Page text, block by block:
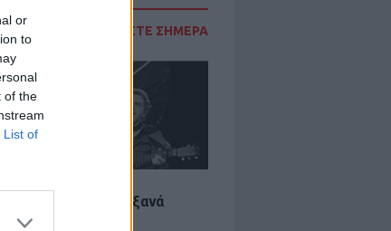
or
to
of the
List of
ΔΙΑΒΑΣΤΕ ΣΗΜΕΡΑ
που έγιναν ξανά
από… ατύχημα